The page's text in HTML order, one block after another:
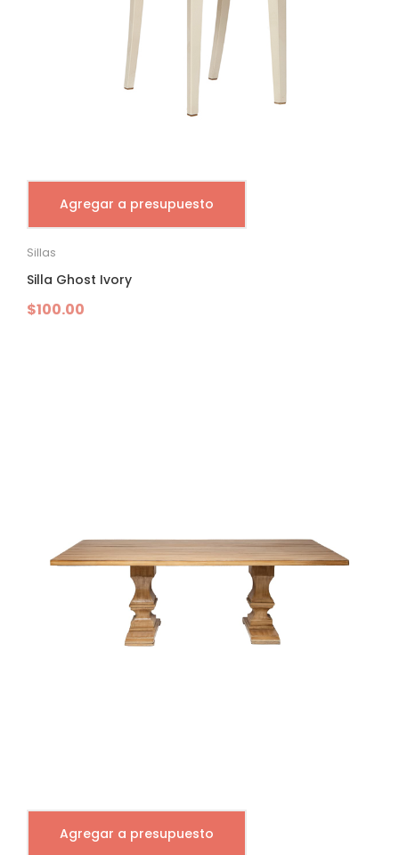
Agregar a presupuesto
Sillas
Silla Ghost Ivory
$100.00
Agregar a presupuesto